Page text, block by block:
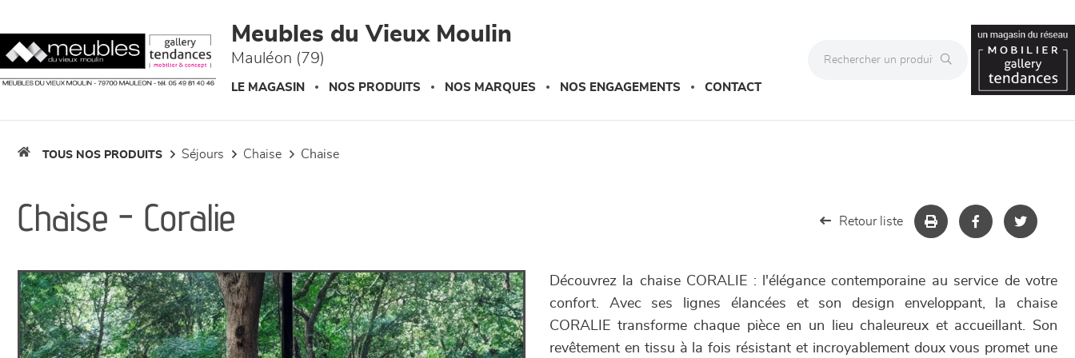
Meubles du Vieux Moulin
Mauléon (79)
LE MAGASIN NOS PRODUITS NOS MARQUES NOS ENGAGEMENTS CONTACT
TOUS NOS PRODUITS séjours chaise chaise
Chaise - Coralie Retour liste
Découvrez la chaise CORALIE : l'élégance contemporaine au service de votre
confort. Avec ses lignes élancées et son design enveloppant, la chaise
CORALIE transforme chaque pièce en un lieu chaleureux et accueillant. Son
revêtement en tissu à la fois résistant et incroyablement doux vous promet une